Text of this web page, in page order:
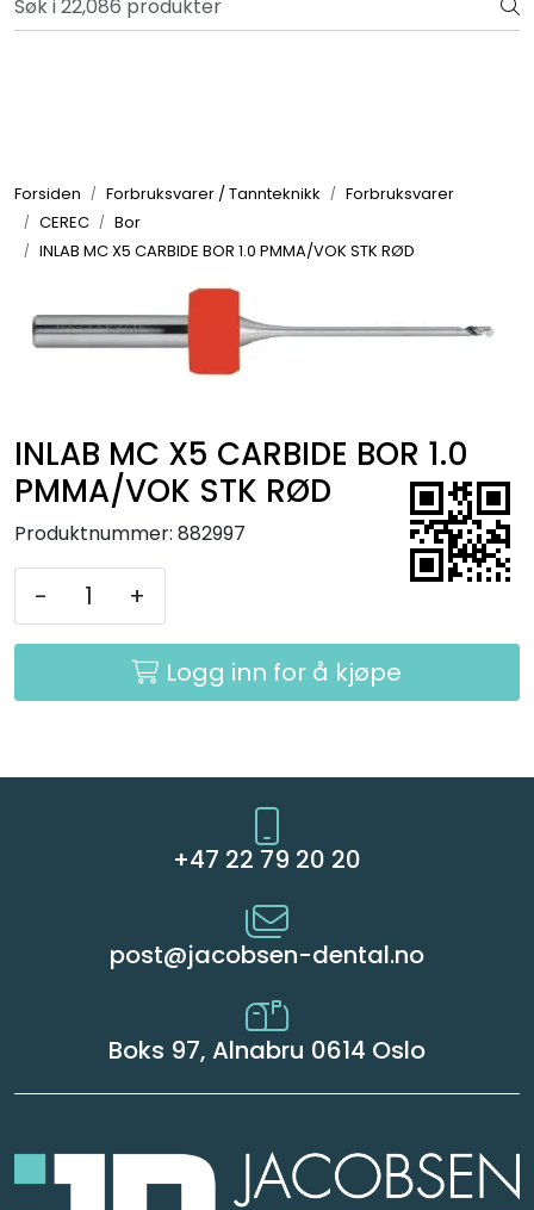
Skip to main content
Bli totalkunde og få en rekke fordeler. Les mer!
Forsiden Forbruksvarer / Tannteknikk
Forbruksvarer
CEREC
Bor
INLAB MC X5 CARBIDE BOR 1.0 PMMA/VOK STK RØD
INLAB MC X5 CARBIDE BOR 1.0
PMMA/VOK STK RØD
Produktnummer: 882997
- +
Logg inn for å kjøpe
+47 22 79 20 20
post@jacobsen-dental.no
Boks 97, Alnabru 0614 Oslo
Småutstyr
Klinikkplanlegging / Innredning
Aktuelt
Hygiene